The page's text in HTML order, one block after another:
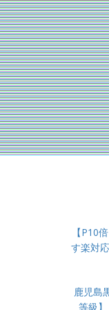
【P10
す楽対
鹿児島
等級